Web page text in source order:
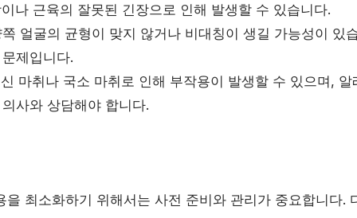
나 근육의 잘못된 긴장으로 인해 발생할 수 있습니다.
얼굴의 균형이 맞지 않거나 비대칭이 생길 가능성이 있
제입니다.
마취나 국소 마취로 인해 부작용이 발생할 수 있으며, 알
사와 상담해야 합니다.
을 최소화하기 위해서는 사전 준비와 관리가 중요합니다.